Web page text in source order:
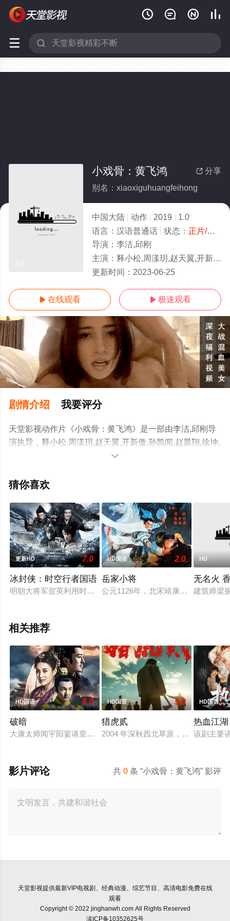
   
 
 分享
小戏骨：黄飞鸿
别名：xiaoxiguhuangfeihong
中国大陆 动作 2019
1.0
语言： 汉语普通话 状态： 正片/高清
导演： 李洁,邱刚
主演： 释小松,周漾玥,赵天翼,开新傲,孙凯闻,赵晨翔,徐坤,崔傲菲儿,丁志轩,余亚颖,马英智,陈浩南,刘鸿旭
更新时间： 2023-06-25
 在线观看  极速观看
剧情介绍 我要评分
天堂影视动作片《小戏骨：黄飞鸿》是一部由李洁,邱刚导
演执导，释小松,周漾玥,赵天翼,开新傲,孙凯闻,赵晨翔,徐坤,
崔傲菲儿,丁志轩,余亚颖,马英智,陈浩南,刘鸿旭等演员精彩
影就上天堂电影网，更多相关信息可移步至豆瓣电影、电
。

猜你喜欢
更新HD 7.0
冰封侠：时空行者国语
明朝大将军贺英利用时空金球终于重返明朝，与锦衣卫兄弟萨
HD国语 2.0
岳家小将
公元1126年，北宋靖康元年。漠北
HD
无名火
建筑师梁
相关推荐
HD国语 8.0
破暗
大康太师闻宇阳宴请皇上义子神策府神威将军冷啸天，席间告
HD国语 5.0
猎虎贰
2004 年深秋西北草原，假交警截停
HD国语
热血江湖
该剧主要
共0 条 “小戏骨：黄飞鸿” 影评
影片评论
天堂影视提供最新VIP电视剧、经典动漫、综艺节目、高清电影免费在线
观看
Copyright © 2022 jinghanwh.com All Rights Reserved
滇ICP备10352625号